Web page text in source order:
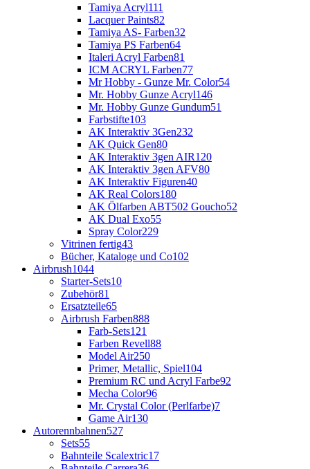
Tamiya Acryl111
Lacquer Paints82
Tamiya AS- Farben32
Tamiya PS Farben64
Italeri Acryl Farben81
ICM ACRYL Farben77
Mr Hobby - Gunze Mr. Color54
Mr. Hobby Gunze Acryl146
Mr. Hobby Gunze Gundum51
Farbstifte103
AK Interaktiv 3Gen232
AK Quick Gen80
AK Interaktiv 3gen AIR120
AK Interaktiv 3gen AFV80
AK Interaktiv Figuren40
AK Real Colors180
AK Ölfarben ABT502 Goucho52
AK Dual Exo55
Spray Color229
Vitrinen fertig43
Bücher, Kataloge und Co102
Airbrush1044
Starter-Sets10
Zubehör81
Ersatzteile65
Airbrush Farben888
Farb-Sets121
Farben Revell88
Model Air250
Primer, Metallic, Spiel104
Premium RC und Acryl Farbe92
Mecha Color96
Mr. Crystal Color (Perlfarbe)7
Game Air130
Autorennbahnen527
Sets55
Bahnteile Scalextric17